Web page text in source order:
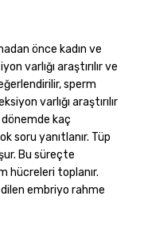
önce kadın ve
varlığı araştırılır ve
sperm
varlığı araştırılır
kaç
soru yanıtlanır. Tüp
Bu süreçte
hücreleri toplanır.
embriyo rahme